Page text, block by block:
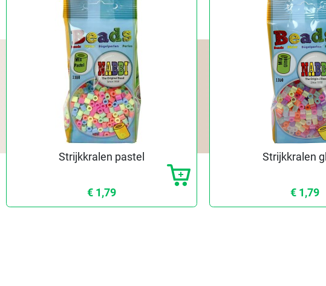
Strijkkralen pastel
€ 1,79
Strijkkralen
€ 1,79